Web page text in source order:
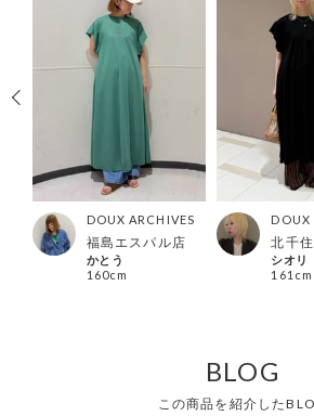
DOUX ARCHIVES
福島エスパル店
かとう
160cm
DOUX
北千
シオリ
161cm
BLOG
この商品を紹介した